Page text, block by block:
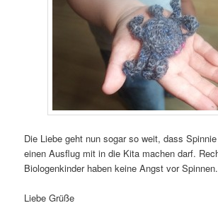
Die Liebe geht nun sogar so weit, dass
einen Ausflug mit in die Kita machen darf.
Biologenkinder haben keine Angst vor
Liebe Grüße